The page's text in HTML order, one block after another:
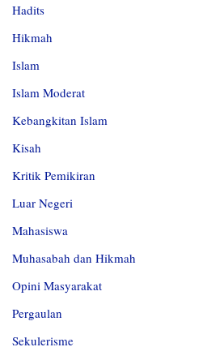
Hadits
Hikmah
Islam
Islam Moderat
Kebangkitan Islam
Kisah
Kritik Pemikiran
Luar Negeri
Mahasiswa
Muhasabah dan Hikmah
Opini Masyarakat
Pergaulan
Sekulerisme